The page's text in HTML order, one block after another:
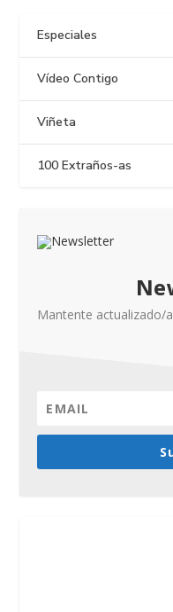
Especiales
Vídeo Contigo
Viñeta
100 Extraños-as
Mantente actualizado/